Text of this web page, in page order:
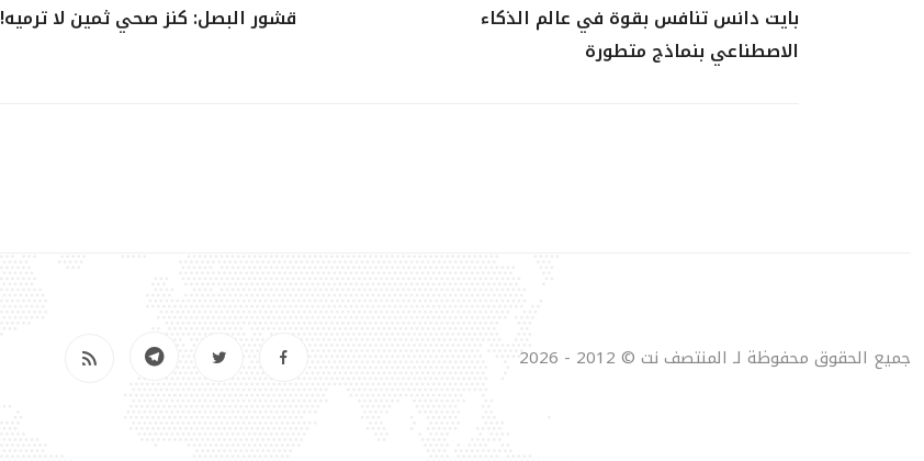
بايت دانس تنافس بقوة في عالم الذكاء
الاصطناعي بنماذج متطورة
قشور البصل: كنز صحي ثمين لا ترميه!
جميع الحقوق محفوظة لـ المنتصف نت © 2012 - 2026